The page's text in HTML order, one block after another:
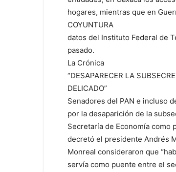
hogares, mientras que en
COYUNTURA
datos del Instituto Federal de
pasado.
La Crónica
“DESAPARECER LA
DELICADO”
Senadores del PAN e incluso
por la desaparición de la
Secretaría de Economía como
decretó el presidente Andrés
Monreal consideraron que
servía como puente entre el